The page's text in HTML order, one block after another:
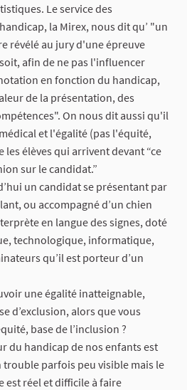
Le service des
la Mirex, nous dit qu’ "un
révélé au jury d'une épreuve
afin de ne pas l'influencer
en fonction du handicap,
de la présentation, des
On nous dit aussi qu'il
et l'égalité (pas l'équité,
élèves qui arrivent devant “ce
sur le candidat.”
un candidat se présentant par
ou accompagné d’un chien
en langue des signes, doté
technologique, informatique,
qu’il est porteur d’un
une égalité inatteignable,
d’exclusion, alors que vous
base de l’inclusion ?
du handicap de nos enfants est
trouble parfois peu visible mais le
est réel et difficile à faire